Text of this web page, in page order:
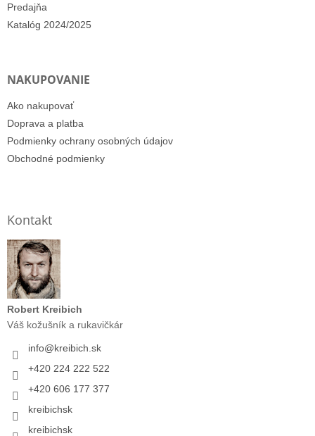
Predajňa
Katalóg 2024/2025
NAKUPOVANIE
Ako nakupovať
Doprava a platba
Podmienky ochrany osobných údajov
Obchodné podmienky
Kontakt
Robert Kreibich
Váš kožušník a rukavičkár
info@kreibich.sk
+420 224 222 522
+420 606 177 377
kreibichsk
kreibichsk